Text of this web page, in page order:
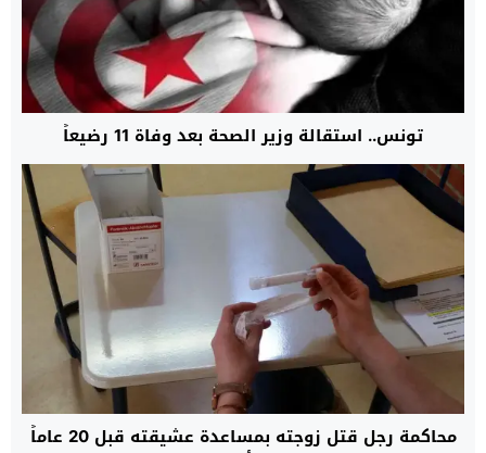
تونس.. استقالة وزير الصحة بعد وفاة 11 رضيعاً
محاكمة رجل قتل زوجته بمساعدة عشيقته قبل 20 عاماً